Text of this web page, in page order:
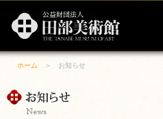
術
ホーム
展示案内
ホーム ＞ お知らせ